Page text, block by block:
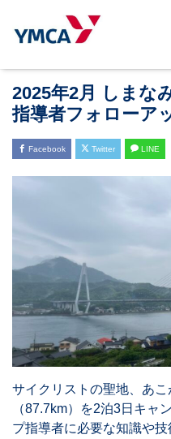
2025年2月 しまな
指導者フォローア
Facebook Twitter LINE
サイクリストの聖地、あこ
（87.7km）を2泊3日キャ
プ指導者に必要な知識や